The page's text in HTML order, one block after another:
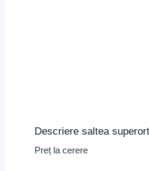
Descriere saltea
Preț la cerere